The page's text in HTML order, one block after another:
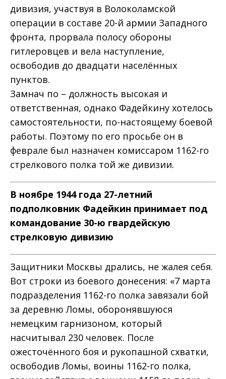
дивизия, участвуя в Волоколамской
операции в составе 20-й армии Западного
фронта, прорвала полосу обороны
гитлеровцев и вела наступление,
освободив до двадцати населённых
пунктов.
Замнач по – должность высокая и
ответственная, однако Фадейкину хотелось
самостоятельности, по-настоящему боевой
работы. Поэтому по его просьбе он в
феврале был назначен комиссаром 1162-го
стрелкового полка той же дивизии.
В ноябре 1944 года 27-летний
подполковник Фадейкин принимает под
командование 30-ю гвардейскую
стрелковую дивизию
Защитники Москвы дрались, не жалея себя.
Вот строки из боевого донесения: «7 марта
подразделения 1162-го полка завязали бой
за деревню Ломы, оборонявшуюся
немецким гарнизоном, который
насчитывал 230 человек. После
ожесточённого боя и рукопашной схватки,
освободив Ломы, воины 1162-го полка,